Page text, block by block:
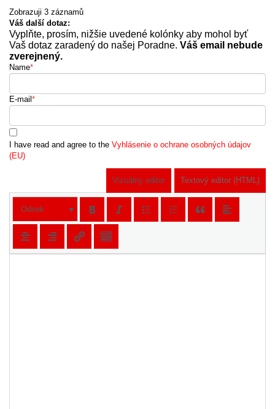
Zobrazuji 3 záznamů
Váš další dotaz:
Vyplňte, prosím, nižšie uvedené kolónky aby mohol byť
Vaš dotaz zaradený do našej Poradne. Váš email nebude
zverejnený.
Name*
E-mail *
I have read and agree to the Vyhlásenie o ochrane osobných údajov
(EU)
Vizuálny editor Textový editor (HTML)
Odsek